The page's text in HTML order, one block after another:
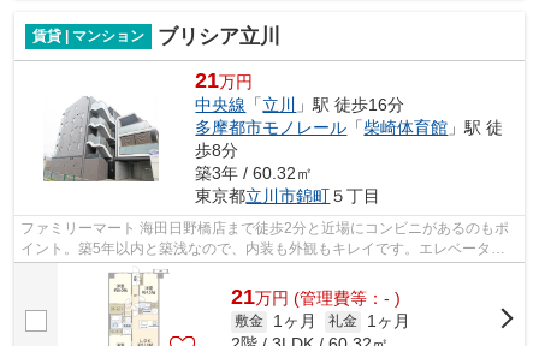
賃貸 | マンション ブリシア立川
21万円
中央線 「立川 」駅 徒歩16分
多摩都市モノレール 「柴崎体育館 」駅 徒
歩8分
築3年 / 60.32㎡
東京都立川市錦町５丁目
ファミリーマート 海田日野橋店まで徒歩2分と近場にコンビニがあるのもポ
イント。築5年以内と築浅なので、内装も外観もキレイです。エレベーター
付きの物件です。2駅利用可能なアクセ...
21万円 (管理費等：- )
敷金 1ヶ月 礼金
1ヶ月